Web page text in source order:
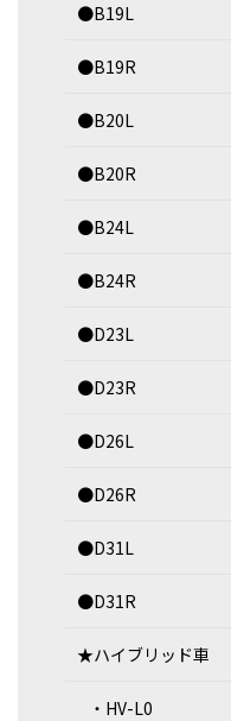
●B19L
●B19R
●B20L
●B20R
●B24L
●B24R
●D23L
●D23R
●D26L
●D26R
●D31L
●D31R
★ハイブリッド車
・HV-L0